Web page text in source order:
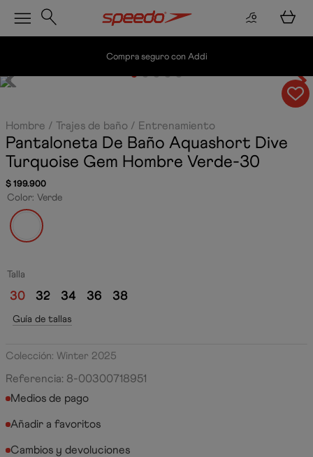
Compra seguro con Addi
Hombre Trajes de baño Entrenamiento
Pantaloneta De Baño Aquashort Dive
Turquoise Gem Hombre Verde-30
$199.900
Color: Verde
Talla
30 32 34 36 38
Guía de tallas
Colección: Winter 2025
Referencia: 8-00300718951
Medios de pago
Cambios y devoluciones